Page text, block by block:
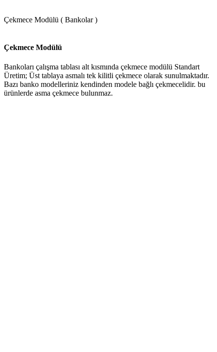
Çekmece Modülü ( Bankolar )
Çekmece Modülü
Bankoları çalışma tablası alt kısmında çekmece modülü Standart
Üretim; Üst tablaya asmalı tek kilitli çekmece olarak sunulmaktadır.
Bazı banko modelleriniz kendinden modele bağlı çekmecelidir. bu
ürünlerde asma çekmece bulunmaz.